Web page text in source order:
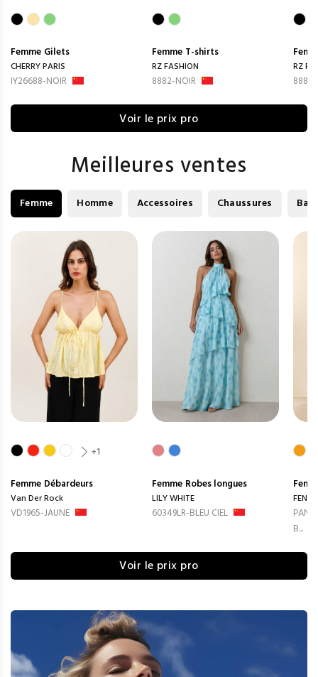
Femme Gilets
CHERRY PARIS
IY26688-NOIR
Femme T-shirts
RZ FASHION
8882-NOIR
RZ
8881-
Voir le prix pro
Meilleures ventes
Femme Homme Accessoires Chaussures
+1
Femme Débardeurs
Van Der Rock
VD1965-JAUNE
Femme Robes longues
LILY WHITE
60349LR-BLEU CIEL
B...
Voir le prix pro